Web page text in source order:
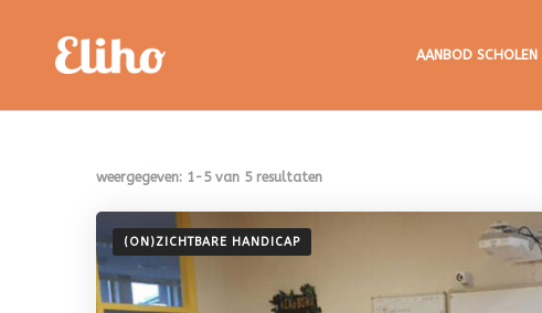
Eliho AANBOD SCHOLEN
weergegeven: 1-5 van 5 resultaten
(ON)ZICHTBARE HANDICAP